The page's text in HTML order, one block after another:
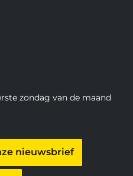
zondag van de maand
nieuwsbrief